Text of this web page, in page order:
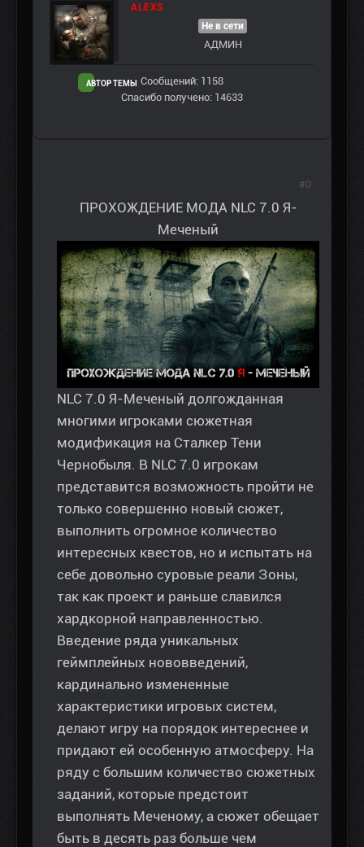
ALEXS
АВТОР ТЕМЫ
Не в сети
АДМИН
Сообщений: 1158
Спасибо получено: 14633
ПРОХОЖДЕНИЕ МОДА NLC 7.0 Я-
Меченый
NLC 7.0 Я-Меченый долгожданная
многими игроками сюжетная
модификация на Сталкер Тени
Чернобыля. В NLC 7.0 игрокам
представится возможность пройти не
только совершенно новый сюжет,
выполнить огромное количество
интересных квестов, но и испытать на
себе довольно суровые реали Зоны,
так как проект и раньше славился
хардкорной направленностью.
Введение ряда уникальных
геймплейных нововведений,
кардинально измененные
характеристики игровых систем,
делают игру на порядок интереснее и
придают ей особенную атмосферу. На
ряду с большим количество сюжетных
заданий, которые предстоит
выполнять Меченому, а сюжет обещает
быть в десять раз больше чем
#0